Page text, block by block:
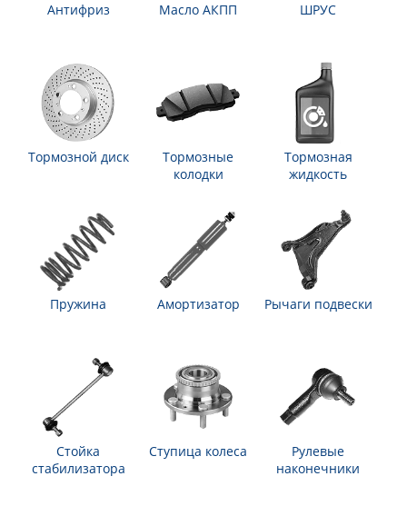
Антифриз Масло АКПП ШРУС
Тормозной диск
Тормозные
колодки
Тормозная
жидкость
Пружина Амортизатор Рычаги подвески
Стойка
стабилизатора
Ступица колеса
Рулевые
наконечники